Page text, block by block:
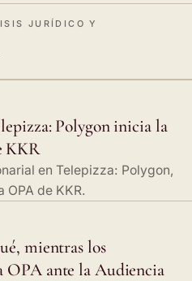
JURÍDICO Y
Polygon inicia la
KKR
en Telepizza: Polygon,
de KKR.
mientras los
ante la Audiencia